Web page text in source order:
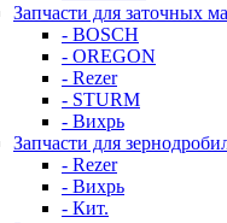
Запчасти для заточных
- BOSCH
- OREGON
- Rezer
- STURM
- Вихрь
Запчасти для
- Rezer
- Вихрь
- Кит.